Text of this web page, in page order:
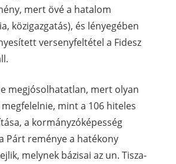
mert övé a hatalom
közigazgatás), és lényegében
versenyfeltétel a Fidesz
megjósolhatatlan, mert olyan
mint a 106 hiteles
a kormányzóképesség
Párt reménye a hatékony
melynek bázisai az un. Tisza-